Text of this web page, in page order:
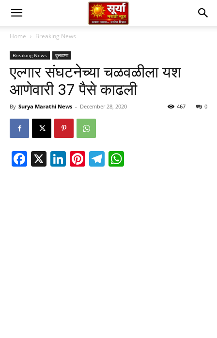
Home Breaking News
Breaking News बुलढाणा
एल्गार संघटनेच्या चळवळीला यश
आणेवारी 37 पैसे काढली
By Surya Marathi News - December 28, 2020 0
467
Facebook
X LinkedIn
Pinterest
Telegram